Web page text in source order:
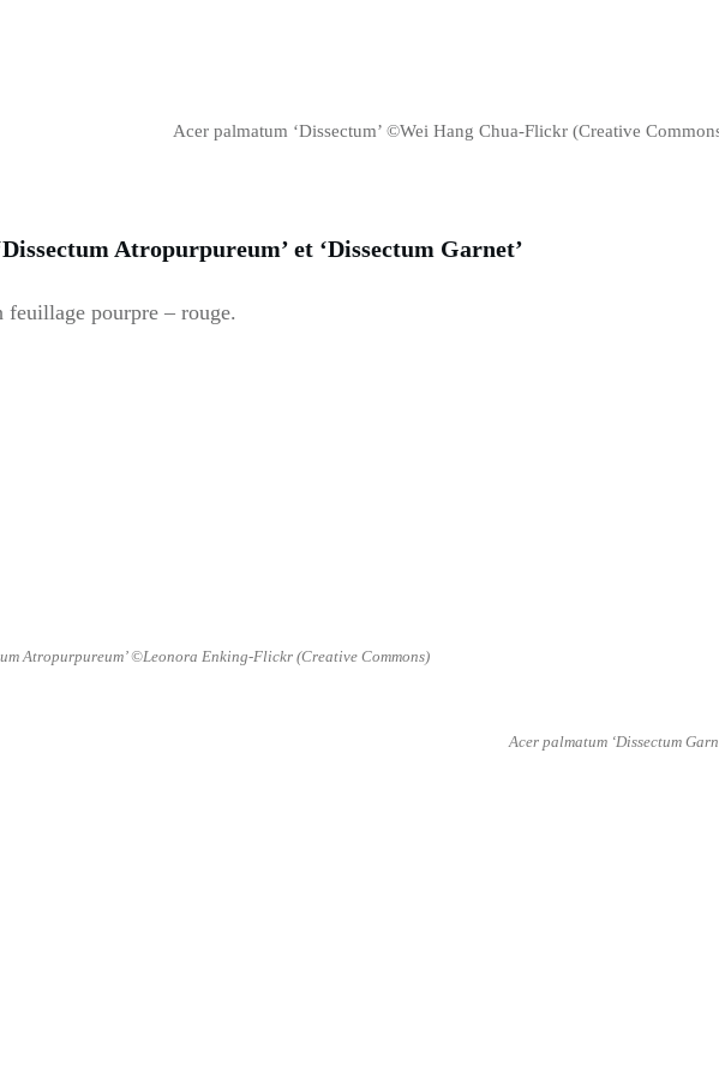
Acer palmatum ‘Dissectum’ ©Wei Hang Chua-Flickr (Creative
Atropurpureum’ et ‘Dissectum Garnet’
feuillage pourpre – rouge.
Atropurpureum’ ©Leonora Enking-Flickr (Creative Commons)
Acer palmatum ‘Dissectum